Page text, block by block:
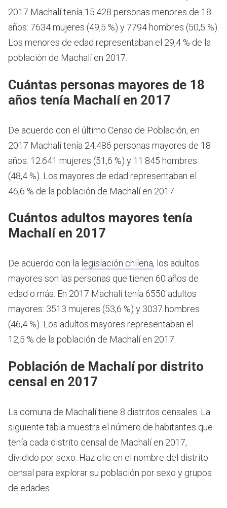
2017 Machalí tenía 15.428 personas menores de 18
años: 7634 mujeres (49,5 %) y 7794 hombres (50,5 %).
Los menores de edad representaban el 29,4 % de la
población de Machalí en 2017.
Cuántas personas mayores de 18
años tenía Machalí en 2017
De acuerdo con el último Censo de Población, en
2017 Machalí tenía 24.486 personas mayores de 18
años: 12.641 mujeres (51,6 %) y 11.845 hombres
(48,4 %). Los mayores de edad representaban el
46,6 % de la población de Machalí en 2017.
Cuántos adultos mayores tenía
Machalí en 2017
De acuerdo con la legislación chilena, los adultos
mayores son las personas que tienen 60 años de
edad o más. En 2017 Machalí tenía 6550 adultos
mayores: 3513 mujeres (53,6 %) y 3037 hombres
(46,4 %). Los adultos mayores representaban el
12,5 % de la población de Machalí en 2017.
Población de Machalí por distrito
censal en 2017
La comuna de Machalí tiene 8 distritos censales. La
siguiente tabla muestra el número de habitantes que
tenía cada distrito censal de Machalí en 2017,
dividido por sexo. Haz clic en el nombre del distrito
censal para explorar su población por sexo y grupos
de edades.